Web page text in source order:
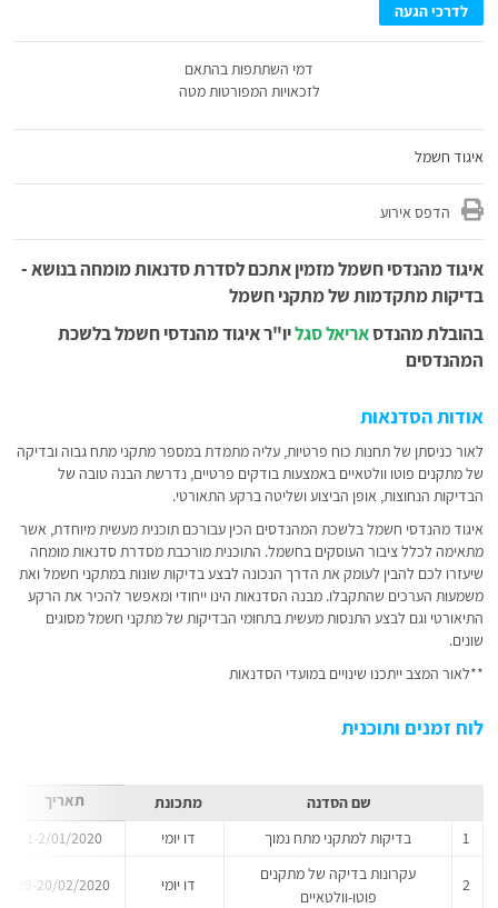
לדרכי הגעה
דמי השתתפות בהתאם
לזכאויות המפורטות מטה
איגוד חשמל
הדפס אירוע
איגוד מהנדסי חשמל מזמין אתכם לסדרת סדנאות מומחה בנושא -
בדיקות מתקדמות של מתקני חשמל
בהובלת מהנדסאריאל סגליו"ר איגוד מהנדסי חשמל בלשכת
המהנדסים
אודות הסדנאות
לאור כניסתן של תחנות כוח פרטיות, עליה מתמדת במספר מתקני מתח גבוה ובדיקה
של מתקנים פוטו וולטאיים באמצעות בודקים פרטיים, נדרשת הבנה טובה של
הבדיקות הנחוצות, אופן הביצוע ושליטה ברקע התאורטי.
איגוד מהנדסי חשמל בלשכת המהנדסים הכין עבורכם תוכנית מעשית מיוחדת, אשר
מתאימה לכלל ציבור העוסקים בחשמל. התוכנית מורכבת מסדרת סדנאות מומחה
שיעזרו לכם להבין לעומק את הדרך הנכונה לבצע בדיקות שונות במתקני חשמל ואת
משמעות הערכים שהתקבלו. מבנה הסדנאות הינו ייחודי ומאפשר להכיר את הרקע
התיאורטי וגם לבצע התנסות מעשית בתחומי הבדיקות של מתקני חשמל מסוגים
שונים.
**לאור המצב ייתכנו שינויים במועדי הסדנאות
לוח זמנים ותוכנית
שם הסדנה מתכונת
תאריך
1
בדיקות למתקני מתח נמוך דו יומי 1-2/01/2020
2
עקרונות בדיקה של מתקנים
פוטו-וולטאיים
דו יומי 19-20/02/2020